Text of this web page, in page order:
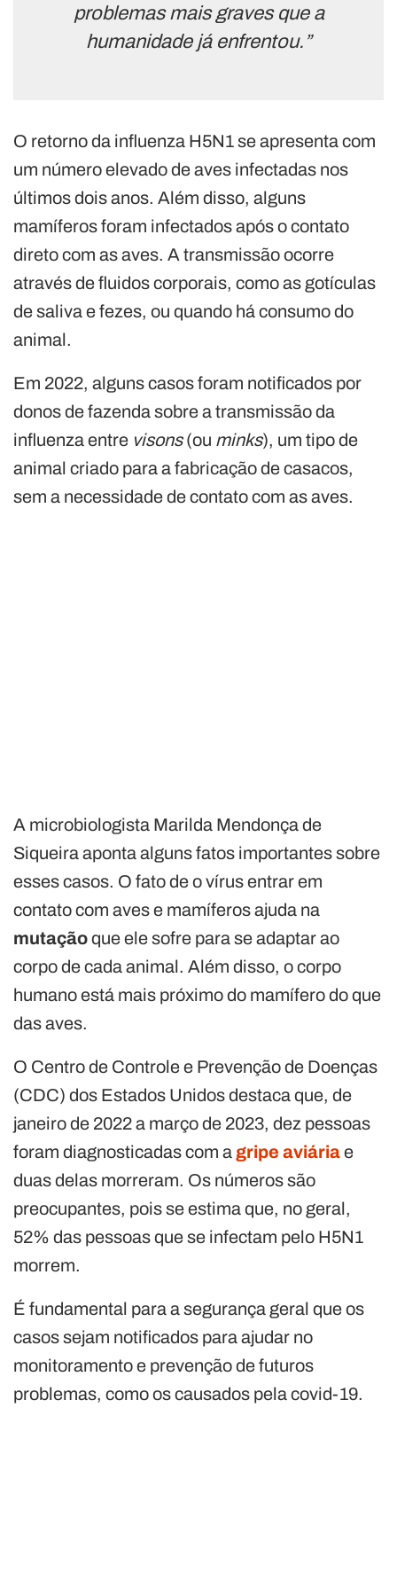
problemas mais graves que a
humanidade já enfrentou.”
O retorno da influenza H5N1 se apresenta com
um número elevado de aves infectadas nos
últimos dois anos. Além disso, alguns
mamíferos foram infectados após o contato
direto com as aves. A transmissão ocorre
através de fluidos corporais, como as gotículas
de saliva e fezes, ou quando há consumo do
animal.
Em 2022, alguns casos foram notificados por
donos de fazenda sobre a transmissão da
influenza entre visons(ou minks), um tipo de
animal criado para a fabricação de casacos,
sem a necessidade de contato com as aves.
A microbiologista Marilda Mendonça de
Siqueira aponta alguns fatos importantes sobre
esses casos. O fato de o vírus entrar em
contato com aves e mamíferos ajuda na
mutaçãoque ele sofre para se adaptar ao
corpo de cada animal. Além disso, o corpo
humano está mais próximo do mamífero do que
das aves.
O Centro de Controle e Prevenção de Doenças
(CDC) dos Estados Unidos destaca que, de
janeiro de 2022 a março de 2023, dez pessoas
foram diagnosticadas com a gripe aviáriae
duas delas morreram. Os números são
preocupantes, pois se estima que, no geral,
52% das pessoas que se infectam pelo H5N1
morrem.
É fundamental para a segurança geral que os
casos sejam notificados para ajudar no
monitoramento e prevenção de futuros
problemas, como os causados pela covid-19.